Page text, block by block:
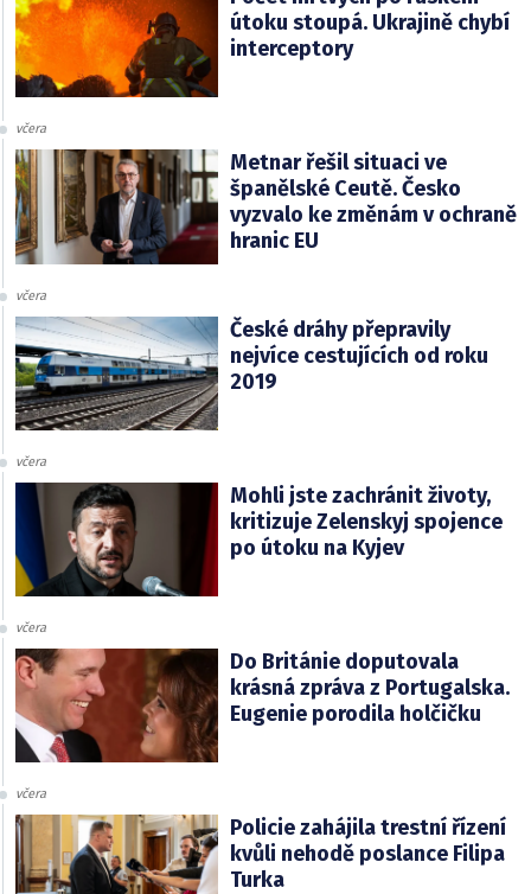
útoku stoupá. Ukrajině chybí
interceptory
včera
Metnar řešil situaci ve
španělské Ceutě. Česko
vyzvalo ke změnám v ochraně
hranic EU
včera
České dráhy přepravily
nejvíce cestujících od roku
2019
včera
Mohli jste zachránit životy,
kritizuje Zelenskyj spojence
po útoku na Kyjev
včera
Do Británie doputovala
krásná zpráva z Portugalska.
Eugenie porodila holčičku
včera
Policie zahájila trestní řízení
kvůli nehodě poslance Filipa
Turka